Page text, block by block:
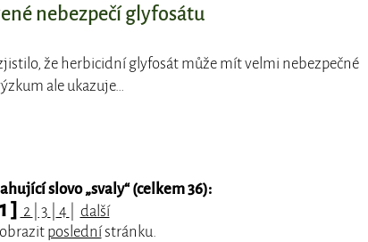
nebezpečí glyfosátu
že herbicidní glyfosát může mít velmi nebezpečné
ale ukazuje…
slovo „svaly“ (celkem 36):
] 2 3 4
další
poslednístránku.